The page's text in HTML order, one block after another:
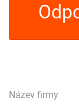
Název firmy